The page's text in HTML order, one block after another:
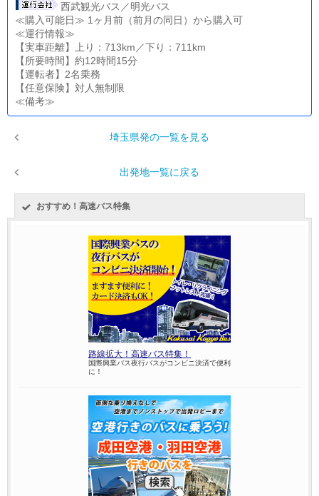
西武観光バス／明光バス
≪購入可能日≫ 1ヶ月前（前月の同日）から購入可
≪運行情報≫
【実車距離】上り：713km／下り：711km
【所要時間】約12時間15分
【運転者】2名乗務
【任意保険】対人無制限
≪備考≫
埼玉県発の一覧を見る
出発地一覧に戻る
おすすめ！高速バス特集
路線拡大！高速バス特集！
国際興業バス夜行バスがコンビニ決済で便利
に！